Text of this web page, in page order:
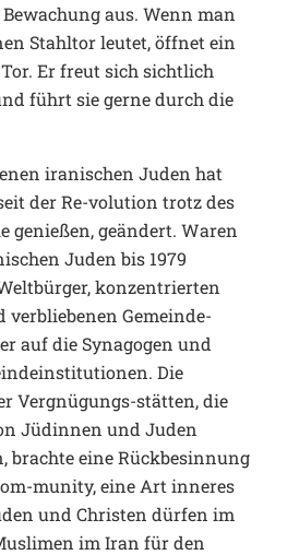
aus. Wenn man
Stahltor leutet, öffnet ein
Er freut sich sichtlich
führt sie gerne durch die
iranischen Juden hat
der Re-volution trotz des
genießen, geändert. Waren
Juden bis 1979
konzentrierten
verbliebenen Gemeinde-
auf die Synagogen und
Die
Vergnügungs-stätten, die
Jüdinnen und Juden
brachte eine Rückbesinnung
munity, eine Art inneres
und Christen dürfen im
im Iran für den